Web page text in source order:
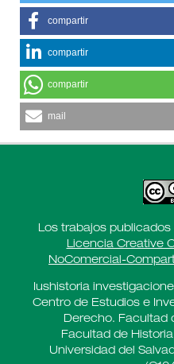
compartir
compartir
compartir
mail
Los trabajos
Licencia Creative
NoComercial-
Iushistoria
Centro de Estudios e
Derecho. Facultad
Facultad de
Universidad del